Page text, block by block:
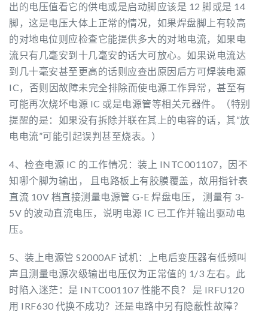
出的电压值看它的供电或是启动脚应该是 12 脚或是 14
脚，这是电压大体上正常的情况，如果焊盘脚上有较高
的对地电位则应检查它能提供多大的对地电流，如果电
流只有几毫安到十几毫安的话大可放心。如果说电流达
到几十毫安甚至更高的话则应查出原因后方可焊装电源
IC，否则因故障未完全排除而使电源工作异常，甚至有
可能再次烧坏电源 IC 或是电源管等相关元器件。（特别
提醒的是：如果没有拆除并联在其上的电容的话，其“放
电电流”可能引起误判甚至烧表。）
4、检查电源 IC 的工作情况：装上 INTC001107，因不
知哪个脚为输出， 且电路板上有胶膜覆盖，故用指针表
直流 10V 档直接测量电源管 G-E 焊盘电压， 测量有 3-
5V 的波动直流电压，说明电源 IC 已工作并输出驱动电
压。
5、装上电源管 S2000AF 试机：上电后变压器有低频叫
声且测量电源次级输出电压仅为正常值的 1/3 左右。此
时陷入迷茫：是 INTC001107 性能不良？ 是 IRFU120
用 IRF630 代换不成功？还是电路中另有隐蔽性故障？